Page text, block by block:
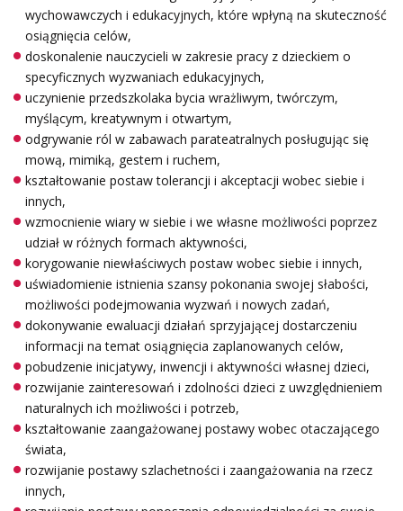
wychowawczych i edukacyjnych, które wpłyną na skuteczność
osiągnięcia celów,
doskonalenie nauczycieli w zakresie pracy z dzieckiem o
specyficznych wyzwaniach edukacyjnych,
uczynienie przedszkolaka bycia wrażliwym, twórczym,
myślącym, kreatywnym i otwartym,
odgrywanie ról w zabawach parateatralnych posługując się
mową, mimiką, gestem i ruchem,
kształtowanie postaw tolerancji i akceptacji wobec siebie i
innych,
wzmocnienie wiary w siebie i we własne możliwości poprzez
udział w różnych formach aktywności,
korygowanie niewłaściwych postaw wobec siebie i innych,
uświadomienie istnienia szansy pokonania swojej słabości,
możliwości podejmowania wyzwań i nowych zadań,
dokonywanie ewaluacji działań sprzyjającej dostarczeniu
informacji na temat osiągnięcia zaplanowanych celów,
pobudzenie inicjatywy, inwencji i aktywności własnej dzieci,
rozwijanie zainteresowań i zdolności dzieci z uwzględnieniem
naturalnych ich możliwości i potrzeb,
kształtowanie zaangażowanej postawy wobec otaczającego
świata,
rozwijanie postawy szlachetności i zaangażowania na rzecz
innych,